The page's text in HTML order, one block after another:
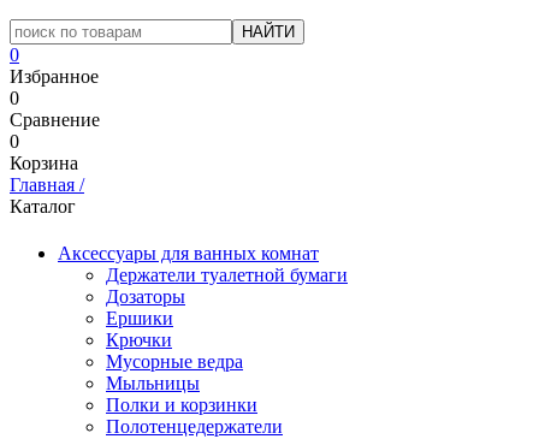
0
Избранное
0
Сравнение
0
Корзина
Главная /
Каталог
Аксессуары для ванных комнат
Держатели туалетной бумаги
Дозаторы
Ершики
Крючки
Мусорные ведра
Мыльницы
Полки и корзинки
Полотенцедержатели